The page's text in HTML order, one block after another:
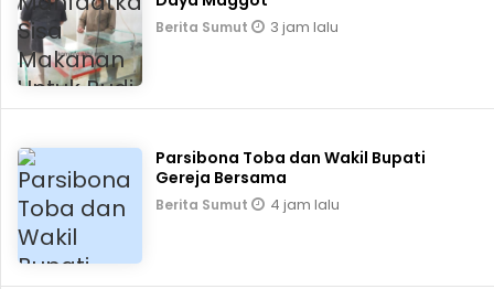
Berita Sumut 3 jam lalu
Parsibona Toba dan Wakil Bupati
Gereja Bersama
Berita Sumut 4 jam lalu